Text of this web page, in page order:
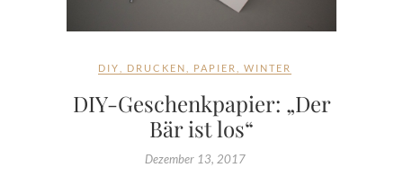
DIY DRUCKEN PAPIER WINTER
DIY-Geschenkpapier: „Der
Bär ist los“
Dezember 13, 2017